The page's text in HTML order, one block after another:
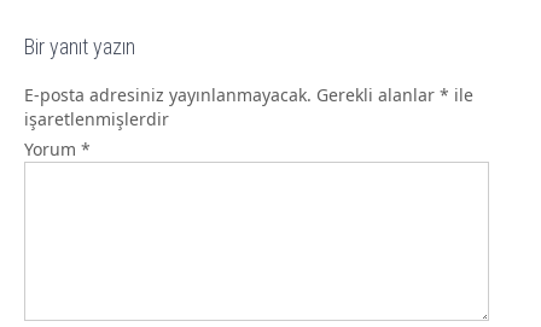
Bir yanıt yazın
E-posta adresiniz yayınlanmayacak. Gerekli alanlar * ile
işaretlenmişlerdir
Yorum *